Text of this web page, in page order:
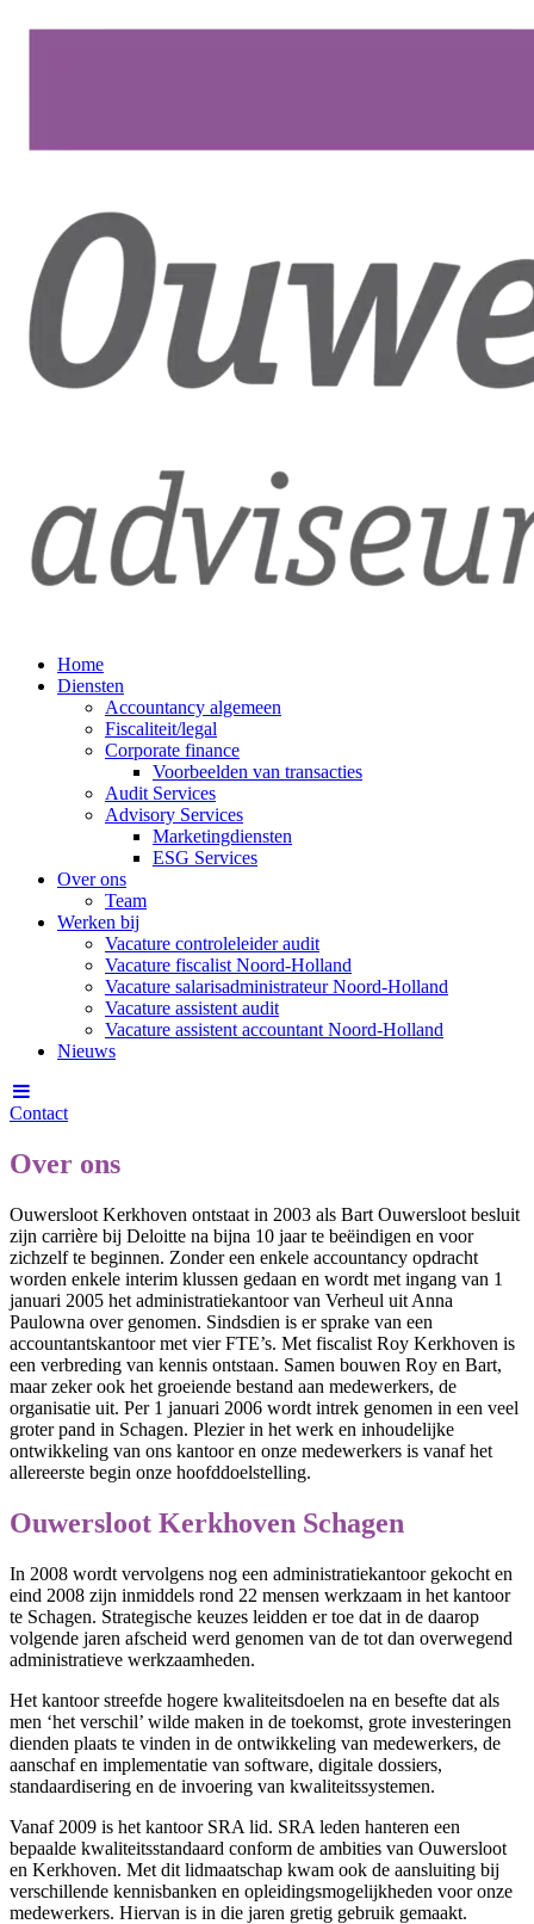
Home
Diensten
Accountancy algemeen
Fiscaliteit/legal
Corporate finance
Voorbeelden van transacties
Audit Services
Advisory Services
Marketingdiensten
ESG Services
Over ons
Team
Werken bij
Vacature controleleider audit
Vacature fiscalist Noord-Holland
Vacature salarisadministrateur Noord-Holland
Vacature assistent audit
Vacature assistent accountant Noord-Holland
Nieuws
Contact
Over ons
Ouwersloot Kerkhoven ontstaat in 2003 als Bart Ouwersloot besluit
zijn carrière bij Deloitte na bijna 10 jaar te beëindigen en voor
zichzelf te beginnen. Zonder een enkele accountancy opdracht
worden enkele interim klussen gedaan en wordt met ingang van 1
januari 2005 het administratiekantoor van Verheul uit Anna
Paulowna over genomen. Sindsdien is er sprake van een
accountantskantoor met vier FTE’s. Met fiscalist Roy Kerkhoven is
een verbreding van kennis ontstaan. Samen bouwen Roy en Bart,
maar zeker ook het groeiende bestand aan medewerkers, de
organisatie uit. Per 1 januari 2006 wordt intrek genomen in een veel
groter pand in Schagen. Plezier in het werk en inhoudelijke
ontwikkeling van ons kantoor en onze medewerkers is vanaf het
allereerste begin onze hoofddoelstelling.
Ouwersloot Kerkhoven Schagen
In 2008 wordt vervolgens nog een administratiekantoor gekocht en
eind 2008 zijn inmiddels rond 22 mensen werkzaam in het kantoor
te Schagen. Strategische keuzes leidden er toe dat in de daarop
volgende jaren afscheid werd genomen van de tot dan overwegend
administratieve werkzaamheden.
Het kantoor streefde hogere kwaliteitsdoelen na en besefte dat als
men ‘het verschil’ wilde maken in de toekomst, grote investeringen
dienden plaats te vinden in de ontwikkeling van medewerkers, de
aanschaf en implementatie van software, digitale dossiers,
standaardisering en de invoering van kwaliteitssystemen.
Vanaf 2009 is het kantoor SRA lid. SRA leden hanteren een
bepaalde kwaliteitsstandaard conform de ambities van Ouwersloot
en Kerkhoven. Met dit lidmaatschap kwam ook de aansluiting bij
verschillende kennisbanken en opleidingsmogelijkheden voor onze
medewerkers. Hiervan is in die jaren gretig gebruik gemaakt.